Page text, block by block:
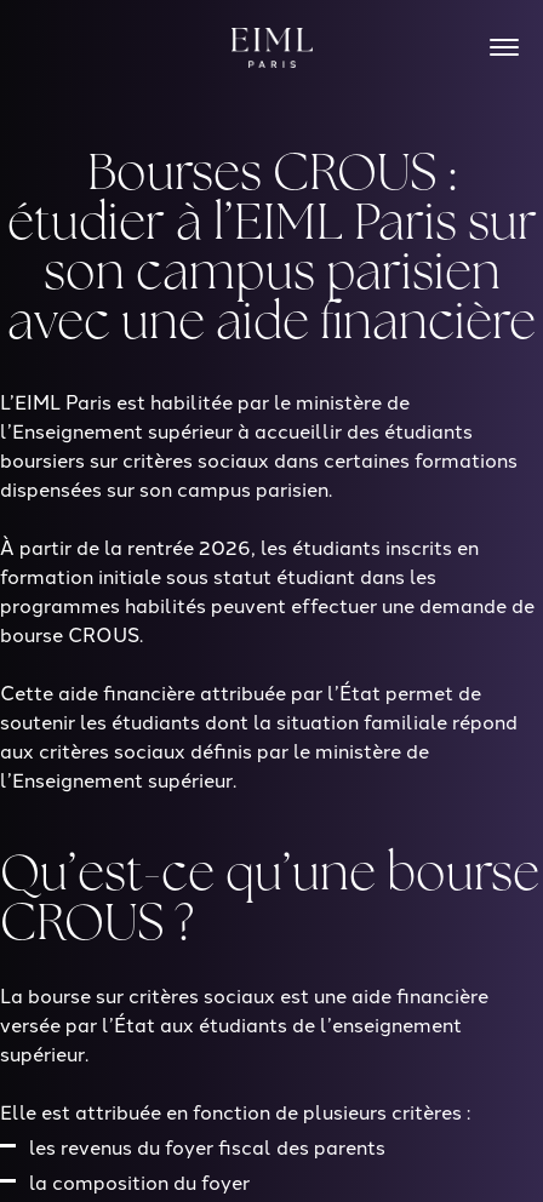
Bourses CROUS :
étudier à l’EIML Paris sur
son campus parisien
avec une aide financière
L’EIML Paris est habilitée par le ministère de
l’Enseignement supérieur à accueillir des étudiants
boursiers sur critères sociaux dans certaines formations
dispensées sur son campus parisien.
À partir de la rentrée2026, les étudiants inscrits en
formation initiale sous statut étudiant dans les
programmes habilités peuvent effectuer une demande de
bourse CROUS.
Cette aide financière attribuée par l’État permet de
soutenir les étudiants dont la situation familiale répond
aux critères sociaux définis par le ministère de
l’Enseignement supérieur.
Qu’est-ce qu’une bourse
CROUS ?
La bourse sur critères sociaux est une aide financière
versée par l’État aux étudiants de l’enseignement
supérieur.
Elle est attribuée en fonction de plusieurs critères :
les revenus du foyer fiscal des parents
la composition du foyer